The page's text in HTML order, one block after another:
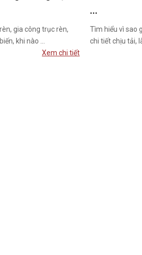
gia công trục rèn,
khi nào ...
Xem chi tiết
...
Tìm hiểu vì sao
chi tiết chịu tải,